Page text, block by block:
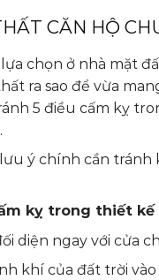
CĂN HỘ
chọn ở nhà mặt
ra sao để vừa
5 điều cấm kỵ
ý chính cần tránh
kỵ trong thiết
diện ngay với cửa
khí của đất trời